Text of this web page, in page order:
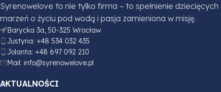
Syrenowelove to nie tylko firma – to spełnienie dziecięcych
marzeń o życiu pod wodą i pasja zamieniona w misję.
Barycka 3a, 50-325 Wrocław
Justyna: +48 534 032 435
Jolanta: +48 697 092 210
Mail: info@syrenowelove.pl
AKTUALNOŚCI